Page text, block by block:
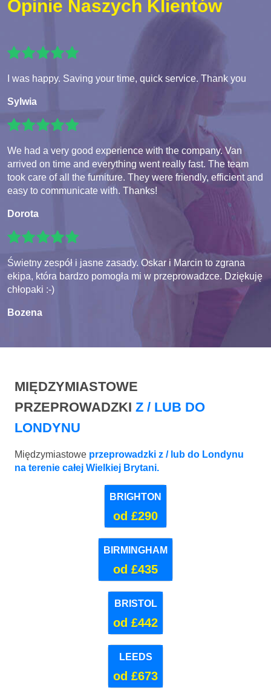
Opinie Naszych Klientów
Sylwia
We had a very good experience with the company. Van
arrived on time and everything went really fast. The team
took care of all the furniture. They were friendly, efficient and
Dorota
Świetny zespół i jasne zasady. Oskar i Marcin to zgrana
ekipa, która bardzo pomogła mi w przeprowadzce. Dziękuję
MIĘDZYMIASTOWE
PRZEPROWADZKI
Międzymiastoweprzeprowadzki z / lub do Londynu
na terenie całej Wielkiej Brytani.
BRIGHTON
od £290
BIRMINGHAM
od £435
BRISTOL
od £442
LEEDS
od £673